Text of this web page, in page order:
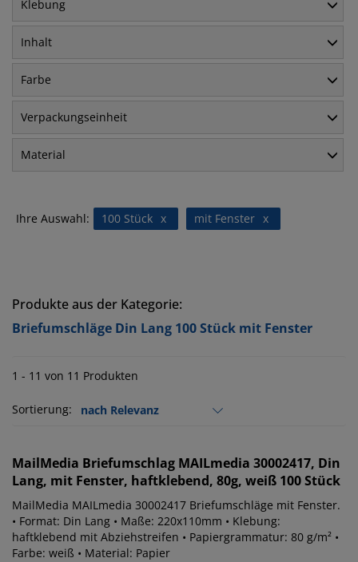
Klebung
Inhalt
Farbe
Verpackungseinheit
Material
Ihre Auswahl: x
100 Stück x
mit Fenster
Produkte aus der Kategorie:
Briefumschläge Din Lang 100 Stück mit Fenster
1 - 11 von 11 Produkten
Sortierung:
MailMedia Briefumschlag MAILmedia 30002417, Din
Lang, mit Fenster, haftklebend, 80g, weiß 100 Stück
MailMedia MAILmedia 30002417 Briefumschläge mit Fenster.
• Format: Din Lang • Maße: 220x110mm • Klebung:
haftklebend mit Abziehstreifen • Papiergrammatur: 80 g/m² •
Farbe: weiß • Material: Papier